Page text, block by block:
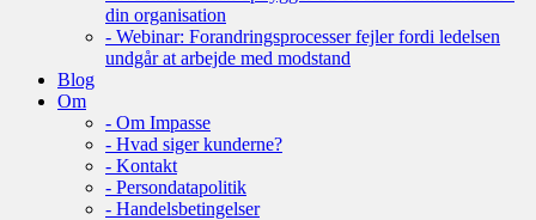
din organisation
- Webinar: Forandringsprocesser fejler fordi ledelsen
undgår at arbejde med modstand
Blog
Om
- Om Impasse
- Hvad siger kunderne?
- Kontakt
- Persondatapolitik
- Handelsbetingelser